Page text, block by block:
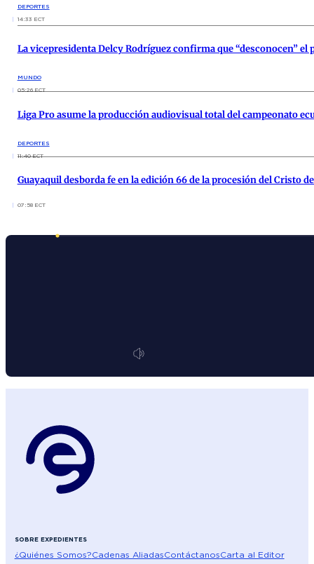
DEPORTES
14:33 ECT
La vicepresidenta Delcy Rodríguez confirma que “desconocen” el
MUNDO
05:26 ECT
Liga Pro asume la producción audiovisual total del campeonato
DEPORTES
11:40 ECT
Guayaquil desborda fe en la edición 66 de la procesión del Cristo
07:58 ECT
SOBRE EXPEDIENTES
¿Quiénes Somos?Cadenas AliadasContáctanosCarta al Editor